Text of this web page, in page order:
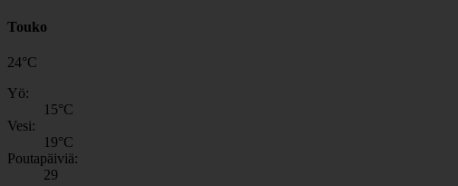
Touko
24°C
Yö:
15°C
Vesi:
19°C
Poutapäiviä:
29